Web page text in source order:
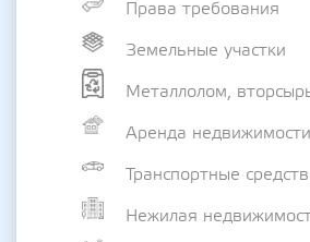
Права требования
Земельные участки
Металлолом,
Аренда недвижимости
Транспортные
Нежилая